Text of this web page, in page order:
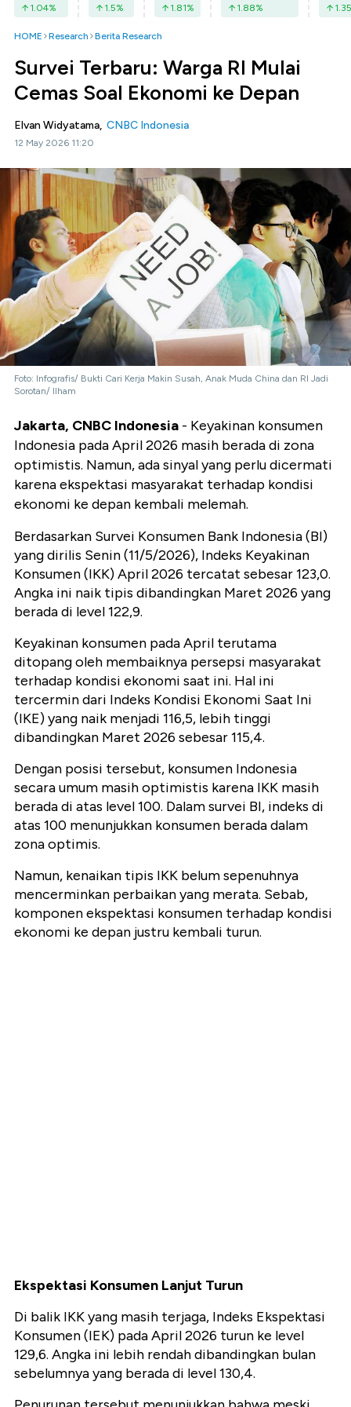
1.04% 1.5% 1.81% 1.88% 1.35
HOME Research Berita Research
Survei Terbaru: Warga RI Mulai
Cemas Soal Ekonomi ke Depan
Elvan Widyatama, CNBC Indonesia
12 May 2026 11:20
Foto: Infografis/ Bukti Cari Kerja Makin Susah, Anak Muda China dan RI Jadi
Sorotan/ Ilham
Jakarta, CNBC Indonesia - Keyakinan konsumen
Indonesia pada April 2026 masih berada di zona
optimistis. Namun, ada sinyal yang perlu dicermati
karena ekspektasi masyarakat terhadap kondisi
ekonomi ke depan kembali melemah.
Berdasarkan Survei Konsumen Bank Indonesia (BI)
yang dirilis Senin (11/5/2026), Indeks Keyakinan
Konsumen (IKK) April 2026 tercatat sebesar 123,0.
Angka ini naik tipis dibandingkan Maret 2026 yang
berada di level 122,9.
Keyakinan konsumen pada April terutama
ditopang oleh membaiknya persepsi masyarakat
terhadap kondisi ekonomi saat ini. Hal ini
tercermin dari Indeks Kondisi Ekonomi Saat Ini
(IKE) yang naik menjadi 116,5, lebih tinggi
dibandingkan Maret 2026 sebesar 115,4.
Dengan posisi tersebut, konsumen Indonesia
secara umum masih optimistis karena IKK masih
berada di atas level 100. Dalam survei BI, indeks di
atas 100 menunjukkan konsumen berada dalam
zona optimis.
Namun, kenaikan tipis IKK belum sepenuhnya
mencerminkan perbaikan yang merata. Sebab,
komponen ekspektasi konsumen terhadap kondisi
ekonomi ke depan justru kembali turun.
Ekspektasi Konsumen Lanjut Turun
Di balik IKK yang masih terjaga, Indeks Ekspektasi
Konsumen (IEK) pada April 2026 turun ke level
129,6. Angka ini lebih rendah dibandingkan bulan
sebelumnya yang berada di level 130,4.